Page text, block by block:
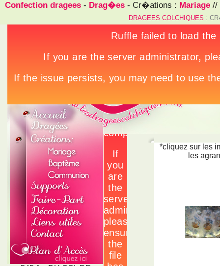
Confection dragees - Drag�es - Cr�ations : Mariage //
DRAGEES COLCHIQUES :
*cliquez sur les
les